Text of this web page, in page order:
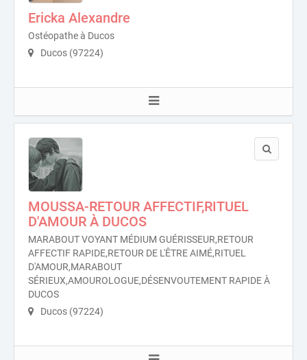
Ericka Alexandre
Ostéopathe à Ducos
Ducos (97224)
MOUSSA-RETOUR AFFECTIF,RITUEL
D'AMOUR À DUCOS
MARABOUT VOYANT MÉDIUM GUÉRISSEUR,RETOUR
AFFECTIF RAPIDE,RETOUR DE L'ÊTRE AIMÉ,RITUEL
D'AMOUR,MARABOUT
SÉRIEUX,AMOUROLOGUE,DÉSENVOUTEMENT RAPIDE À
DUCOS
Ducos (97224)